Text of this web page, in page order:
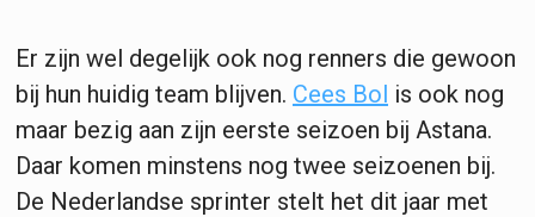
Er zijn wel degelijk ook nog renners die gewoon
bij hun huidig team blijven. Cees Bol is ook nog
maar bezig aan zijn eerste seizoen bij Astana.
Daar komen minstens nog twee seizoenen bij.
De Nederlandse sprinter stelt het dit jaar met